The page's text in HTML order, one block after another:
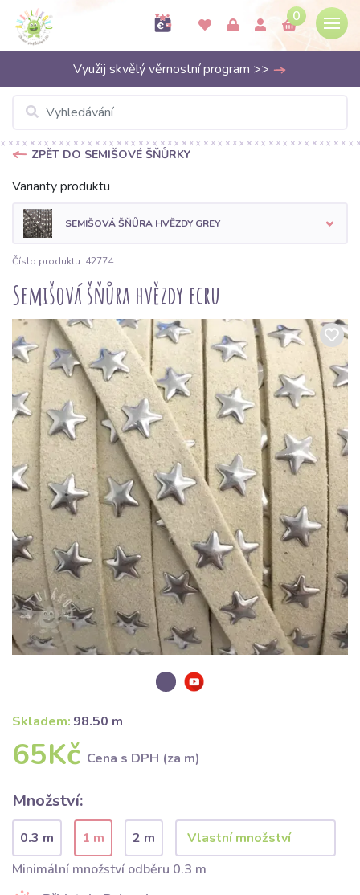
0
Využij skvělý věrnostní program >>
ZPĚT DO SEMIŠOVÉ ŠŇŮRKY
Varianty produktu
SEMIŠOVÁ ŠŇŮRA HVĚZDY GREY
Číslo produktu: 42774
Semišová šňůra hvězdy ecru
Skladem: 98.50 m
65Kč Cena s DPH (za m)
Množství:
0.3 m 1 m
2 m
Minimální množství odběru 0.3 m